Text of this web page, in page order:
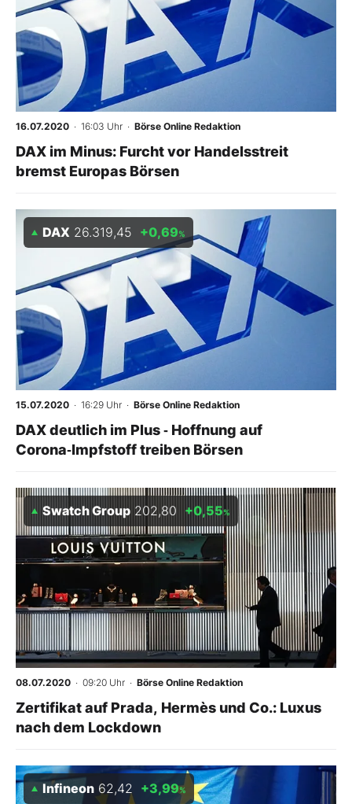
16.07.2020 · 16:03 Uhr · Börse Online Redaktion
DAX im Minus: Furcht vor Handelsstreit
bremst Europas Börsen
DAX 26.319,45 +0,69%
15.07.2020 · 16:29 Uhr · Börse Online Redaktion
DAX deutlich im Plus ‑ Hoffnung auf
Corona‑Impfstoff treiben Börsen
Swatch Group 202,80 +0,55%
08.07.2020 · 09:20 Uhr · Börse Online Redaktion
Zertifikat auf Prada, Hermès und Co.: Luxus
nach dem Lockdown
Infineon 62,42 +3,99%